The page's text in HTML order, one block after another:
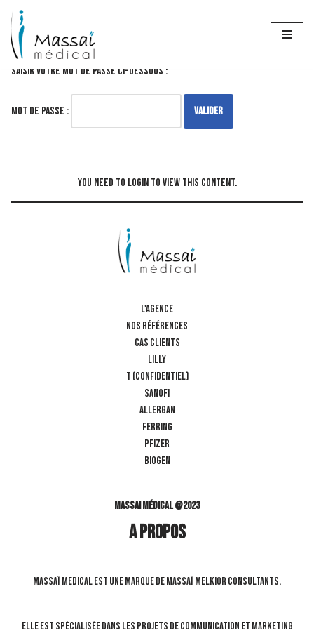
Aller
au
contenu
Ce contenu est protégé par un mot de passe. Pour le voir, veuillez
saisir votre mot de passe ci-dessous :
Mot de passe :
You need to login to view this content.
L'AGENCE
NOS RÉFÉRENCES
CAS CLIENTS
LILLY
T (confidentiel)
SANOFI
ALLERGAN
FERRING
PFIZER
BIOGEN
Massai Médical @2023
A propos
Massaï Medical est une marque de Massaï Melkior Consultants.